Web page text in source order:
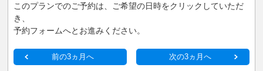
このプランでのご予約は、ご希望の日時をクリックしていただ
き、
予約フォームへとお進みください。
前の3ヵ月へ 次の3ヵ月へ